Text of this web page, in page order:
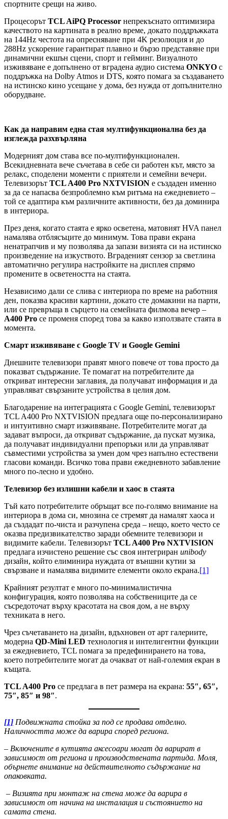
спортните срещи на живо.
Процесорът TCL AiPQ Processor непрекъснато оптимизира
качеството на картината в реално време, докато поддръжката
на 144Hz честота на опресняване при 4K резолюция и до
288Hz ускорение гарантират плавно и бързо представяне при
динамични екшън сцени, спорт и гейминг. Визуалното
изживяване е допълнено от вградена аудио система ONKYO с
поддръжка на Dolby Atmos и DTS, която помага за създаването
на истинско кино усещане у дома, без нужда от допълнително
оборудване.
Как да направим една стая мултифункционална без да
изглежда разхвърляна
Модерният дом става все по-мултифункционален.
Всекидневната вече съчетава в себе си работен кът, място за
релакс, споделени моменти с приятели и семейни вечери.
Телевизорът TCL A400 Pro NXTVISION е създаден именно
за да се напасва безпроблемно към ритъма на ежедневието –
той се адаптира към различните активности, без да доминира
в интериора.
През деня, когато стаята е ярко осветена, матовият HVA панел
намалява отблясъците до минимум. Това прави екрана
ненатрапчив и му позволява да запази визията си на истинско
произведение на изкуството. Вграденият сензор за светлина
автоматично регулира настройките на дисплея спрямо
промените в осветеността на стаята.
Независимо дали се слива с интериора по време на работния
ден, показва красиви картини, докато сте домакини на парти,
или се превръща в сърцето на семейната филмова вечер –
A400 Pro се променя според това за какво използвате стаята в
момента.
Смарт изживяване с Google TV и Google Gemini
Днешните телевизори правят много повече от това просто да
показват съдържание. Те помагат на потребителите да
откриват интересни заглавия, да получават информация и да
управляват свързаните устройства в целия дом.
Благодарение на интеграцията с Google Gemini, телевизорът
TCL A400 Pro NXTVISION предлага още по-персонализирано
и интуитивно смарт изживяване. Потребителите могат да
задават въпроси, да откриват съдържание, да пускат музика,
да получават индивидуални препоръки или да управляват
съвместими устройства за умен дом чрез напълно естествени
гласови команди. Всичко това прави ежедневното забавление
много по-лесно и удобно.
Телевизор без излишни кабели и хаос в стаята
Тъй като потребителите обръщат все по-голямо внимание на
интериора в дома си, мнозина се стремят да намалят хаоса и
да създадат по-чиста и разчупена среда – нещо, което често се
оказва предизвикателство заради обемните телевизори и
видимите кабели. Телевизорът TCL A400 Pro NXTVISION
предлага изчистено решение със своя интегриран unibody
дизайн, който елиминира нуждата от външни кутии за
свързване и намалява видимите елементи около екрана.[1]
Крайният резултат е много по-минималистична
конфигурация, която позволява на собствениците да се
съсредоточат върху красотата на своя дом, а не върху
техниката в него.
Чрез съчетаването на дизайн, вдъхновен от арт галериите,
модерна QD-Mini LED технология и интелигентни функции
за ежедневието, TCL помага за предефинирането на това,
което потребителите могат да очакват от най-големия екран в
къщата.
TCL A400 Pro се предлага в пет размера на екрана: 55″, 65″,
75″, 85″ и 98″.
[1] Подвижната стойка за под се продава отделно.
Наличността може да варира според региона.
– Включените в кутията аксесоари могат да варират в
зависимост от региона и производствената партида. Моля,
обърнете внимание на действителното съдържание на
опаковката.
– Визията при монтаж на стена може да варира в
зависимост от начина на инсталация и състоянието на
самата стена.